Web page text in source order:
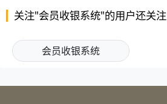
关注"会员收银系统"的用户还关注
会员收银系统